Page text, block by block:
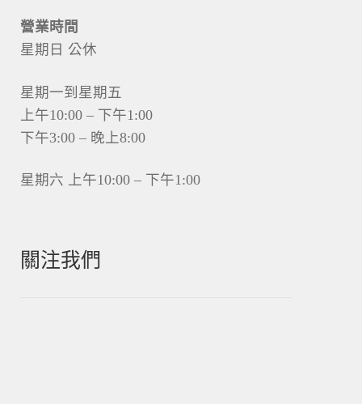
營業時間
星期日 公休
星期一到星期五
上午10:00 – 下午1:00
下午3:00 – 晚上8:00
星期六 上午10:00 – 下午1:00
關注我們